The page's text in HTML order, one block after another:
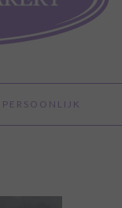
PERSOONLIJK